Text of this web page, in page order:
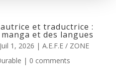
et traductrice :
et des langues
Juil 1, 2026 | A.E.F.E / ZONE
| 0 comments